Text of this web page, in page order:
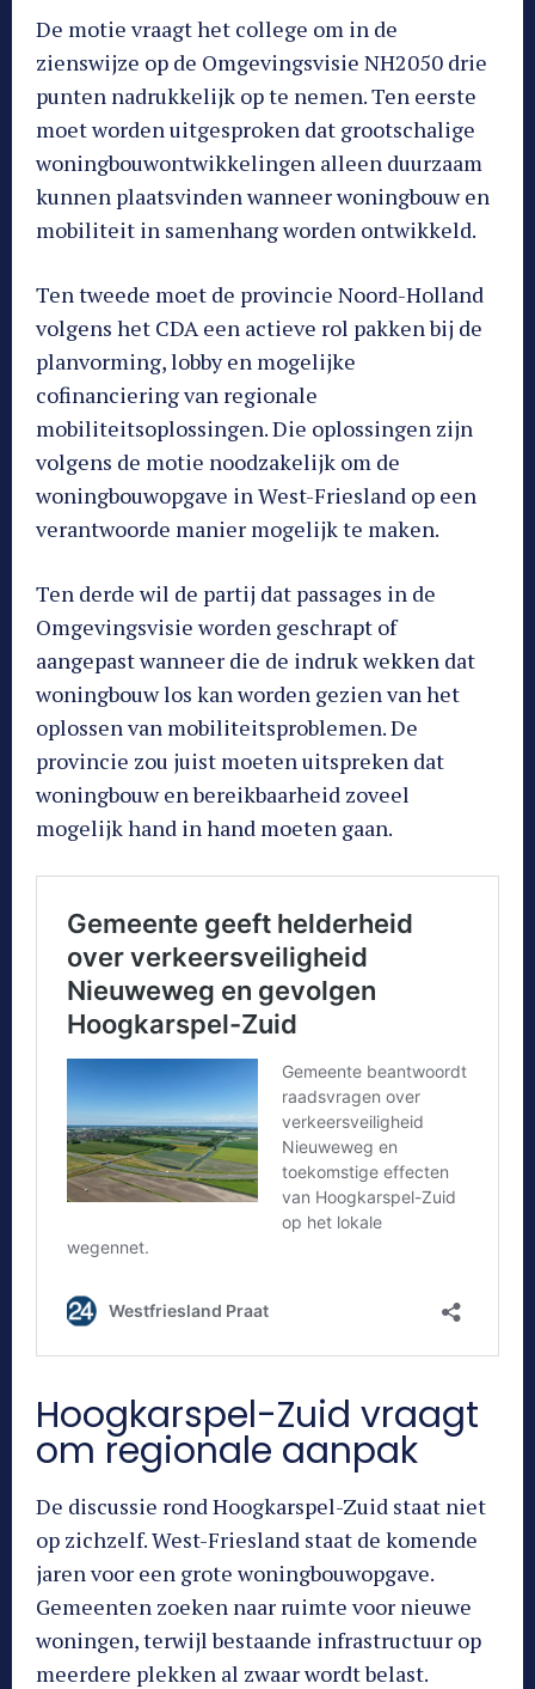
De motie vraagt het college om in de
zienswijze op de Omgevingsvisie NH2050 drie
punten nadrukkelijk op te nemen. Ten eerste
moet worden uitgesproken dat grootschalige
woningbouwontwikkelingen alleen duurzaam
kunnen plaatsvinden wanneer woningbouw en
mobiliteit in samenhang worden ontwikkeld.
Ten tweede moet de provincie Noord-Holland
volgens het CDA een actieve rol pakken bij de
planvorming, lobby en mogelijke
cofinanciering van regionale
mobiliteitsoplossingen. Die oplossingen zijn
volgens de motie noodzakelijk om de
woningbouwopgave in West-Friesland op een
verantwoorde manier mogelijk te maken.
Ten derde wil de partij dat passages in de
Omgevingsvisie worden geschrapt of
aangepast wanneer die de indruk wekken dat
woningbouw los kan worden gezien van het
oplossen van mobiliteitsproblemen. De
provincie zou juist moeten uitspreken dat
woningbouw en bereikbaarheid zoveel
mogelijk hand in hand moeten gaan.
Hoogkarspel-Zuid vraagt
om regionale aanpak
De discussie rond Hoogkarspel-Zuid staat niet
op zichzelf. West-Friesland staat de komende
jaren voor een grote woningbouwopgave.
Gemeenten zoeken naar ruimte voor nieuwe
woningen, terwijl bestaande infrastructuur op
meerdere plekken al zwaar wordt belast.